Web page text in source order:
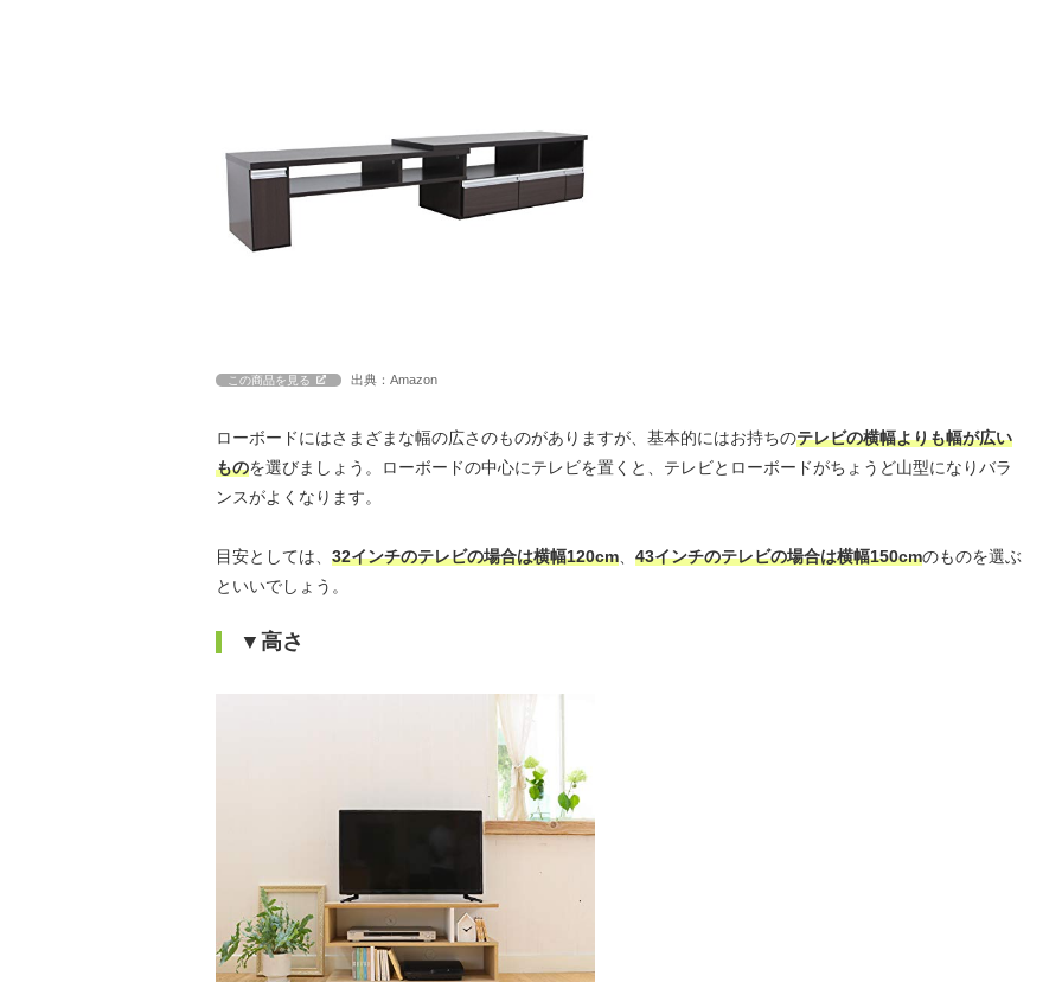
この商品を見る 出典：Amazon
ローボードにはさまざまな幅の広さのものがありますが、基本的にはお持ちのテレビの横幅よりも幅が広い
ものを選びましょう。ローボードの中心にテレビを置くと、テレビとローボードがちょうど山型になりバラ
ンスがよくなります。
目安としては、 32インチのテレビの場合は横幅120cm 43インチのテレビの場合は横幅150cmのものを選ぶ
といいでしょう。
▼高さ